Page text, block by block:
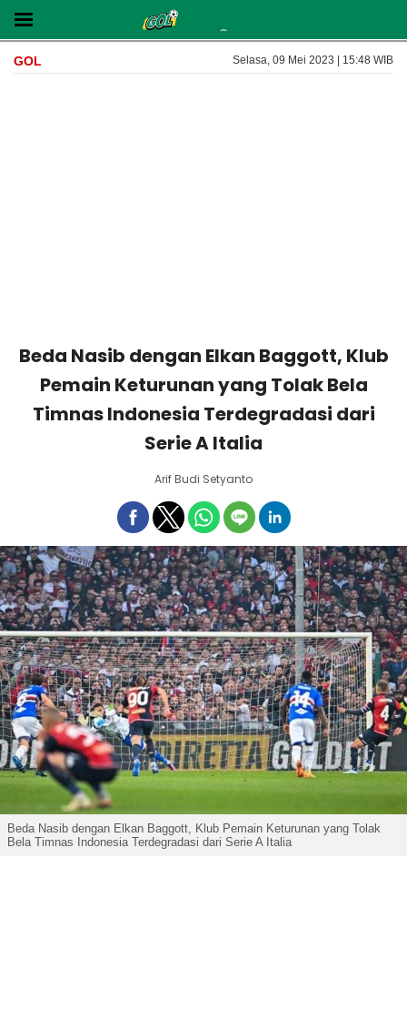
GOL Selasa, 09 Mei 2023 | 15:48 WIB
Beda Nasib dengan Elkan Baggott, Klub
Pemain Keturunan yang Tolak Bela
Timnas Indonesia Terdegradasi dari
Serie A Italia
Arif Budi Setyanto
Beda Nasib dengan Elkan Baggott, Klub Pemain Keturunan yang Tolak
Bela Timnas Indonesia Terdegradasi dari Serie A Italia